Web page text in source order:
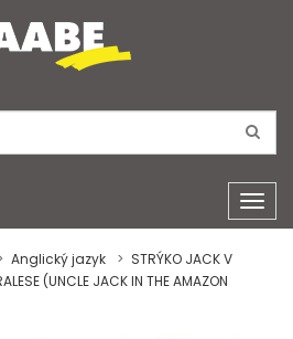
Anglický jazyk
STRÝKO JACK V
(UNCLE JACK IN THE AMAZON